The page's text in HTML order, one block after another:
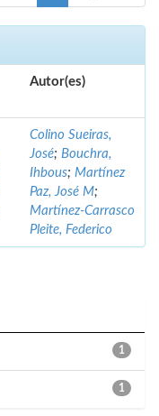
Autor(es)
Colino Sueiras,
José; Bouchra,
Ihbous; Martínez
Paz, José M;
Martínez-Carrasco
Pleite, Federico
1
1